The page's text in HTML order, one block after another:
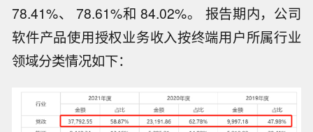
78.41%、 78.61%和 84.02%。 报告期内，公司
软件产品使用授权业务收入按终端用户所属行业
领域分类情况如下：